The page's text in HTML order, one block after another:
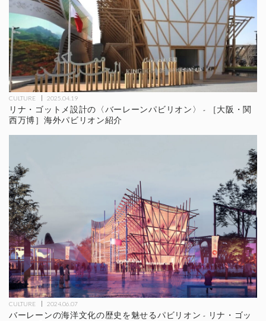
CULTURE 2025.04.19
リナ・ゴットメ設計の〈バーレーンパビリオン〉 - ［大阪・関
西万博］海外パビリオン紹介
CULTURE 2024.06.07
バーレーンの海洋文化の歴史を魅せるパビリオン - リナ・ゴッ